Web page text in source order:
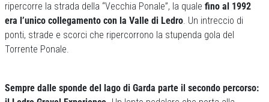
ripercorre la strada della “Vecchia Ponale”, la quale fino al 1992
era l’unico collegamento con la Valle di Ledro. Un intreccio di
ponti, strade e scorci che ripercorrono la stupenda gola del
Torrente Ponale.
Sempre dalle sponde del lago di Garda parte il secondo percorso: